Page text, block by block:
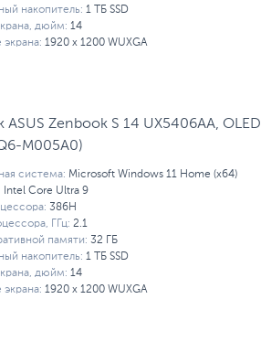
накопитель: 1 ТБ SSD
дюйм: 14
экрана: 1920 x 1200 WUXGA
ASUS Zenbook S 14 UX5406AA, OLED
M005A0)
система: Microsoft Windows 11 Home (x64)
Intel Core Ultra 9
386H
ГГц: 2.1
памяти: 32 ГБ
накопитель: 1 ТБ SSD
дюйм: 14
экрана: 1920 x 1200 WUXGA